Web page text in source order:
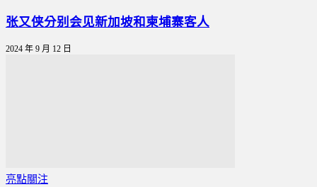
张又侠分别会见新加坡和柬埔寨客人
2024 年 9 月 12 日
亮點關注